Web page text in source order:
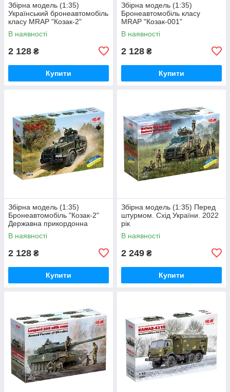
Збірна модель (1:35)
Український бронеавтомобіль
класу MRAP "Козак-2"
В наявності
2 128 ₴
Купити
Збірна модель (1:35)
Бронеавтомобіль класу
MRAP "Козак-001"
Національної гвардії України
В наявності
2 128 ₴
Купити
Збірна модель (1:35)
Бронеавтомобіль "Козак-2"
Державна прикордонна
служба України
В наявності
2 128 ₴
Купити
Збірна модель (1:35) Перед
штурмом. Схід України. 2022
рік
В наявності
2 249 ₴
Купити